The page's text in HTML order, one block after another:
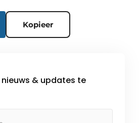
Kopieer
& updates te